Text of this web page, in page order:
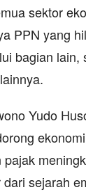
sektor
PPN yang
bagian lain,
Yudo
sejarah